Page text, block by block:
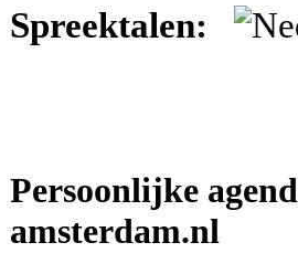
Spreektalen:
Persoonlijke
amsterdam.nl